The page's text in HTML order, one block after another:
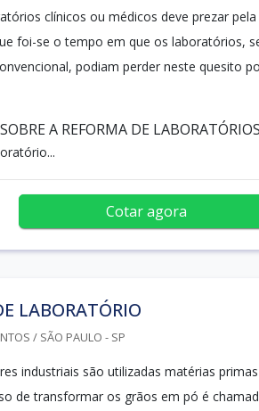
clínicos ou médicos deve prezar
foi-se o tempo em que os laboratórios,
podiam perder neste quesito
A REFORMA DE
Cotar agora
LABORATÓRIO
/ SÃO PAULO - SP
industriais são utilizadas matérias
de transformar os grãos em pó é